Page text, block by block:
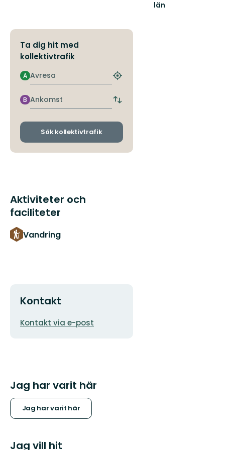
Ta dig hit med
kollektivtrafik
Avresa
A
Hitta
hållplats
Ankomst
B
Byt
och
Sök kollektivtrafik
Aktiviteter och
faciliteter
Vandring
Kontakt
E-
Kontakt via e-post
Jag har varit här
Jag har varit här
Jag vill hit
län